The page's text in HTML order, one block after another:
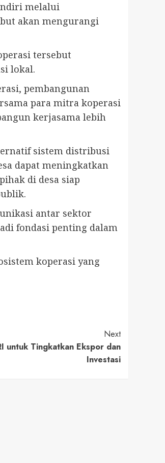
melalui
akan mengurangi
tersebut
lokal.
pembangunan
para mitra koperasi
kerjasama lebih
sistem distribusi
dapat meningkatkan
di desa siap
antar sektor
fondasi penting dalam
koperasi yang
Next
untuk Tingkatkan Ekspor dan
Investasi